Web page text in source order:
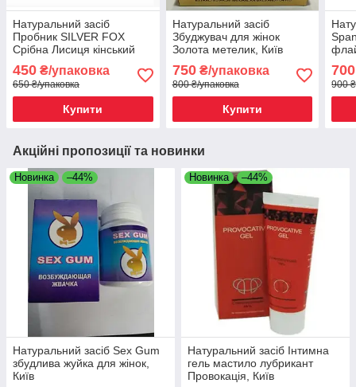
Натуральний засіб
Пробник SILVER FOX
Срібна Лисиця кінський
450 ₴/упаковка
650 ₴/упаковка
Купити
Натуральний засіб
Збуджувач для жінок
Золота метелик, Київ
750₴/упаковка
800 ₴/упаковка
Купити
700
900
Акційні пропозиції та новинки
Новинка –44%
Натуральний засіб Sex Gum
збудлива жуйка для жінок,
Київ
Новинка –44%
Натуральний засіб Інтимна
гель мастило лубрикант
Провокація, Київ